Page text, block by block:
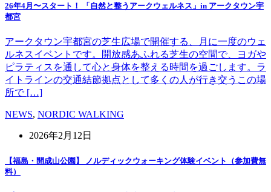
26年4月〜スタート！ 「自然と整うアークウェルネス」in アークタウン宇
都宮
アークタウン宇都宮の芝生広場で開催する、月に一度のウェ
ルネスイベントです。開放感あふれる芝生の空間で、ヨガや
ピラティスを通して心と身体を整える時間を過ごします。ラ
イトラインの交通結節拠点として多くの人が行き交うこの場
所で […]
NEWS, NORDIC WALKING
2026年2月12日
【福島・開成山公園】 ノルディックウォーキング体験イベント（参加費無
料）